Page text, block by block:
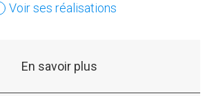
Voir ses réalisations
En savoir plus